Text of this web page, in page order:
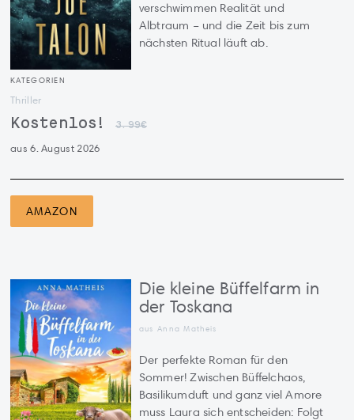
verschwimmen Realität und
Albtraum – und die Zeit bis zum
nächsten Ritual läuft ab.
KATEGORIEN
Thriller
Kostenlos! 3.99€
aus 6. August 2026
AMAZON
Die kleine Büffelfarm in
der Toskana
aus Anna Matheis
Der perfekte Roman für den
Sommer! Zwischen Büffelchaos,
Basilikumduft und ganz viel Amore
muss Laura sich entscheiden: Folgt